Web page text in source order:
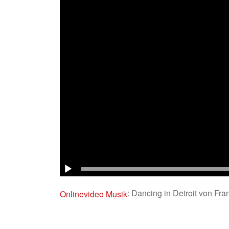
Onlinevideo Musik: Dancing in Detroit von